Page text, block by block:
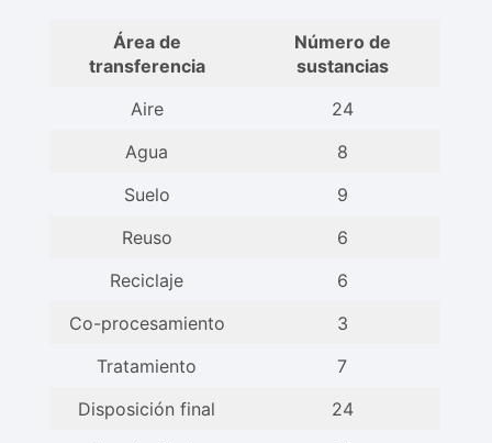
Área de
transferencia
Número de
sustancias
Aire
24
Agua
8
Suelo
9
Reuso
6
Reciclaje
6
Co-procesamiento
3
Tratamiento
7
Disposición final
24